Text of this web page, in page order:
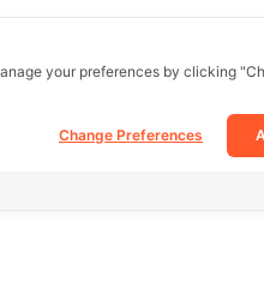
your preferences by clicking
Change Preferences